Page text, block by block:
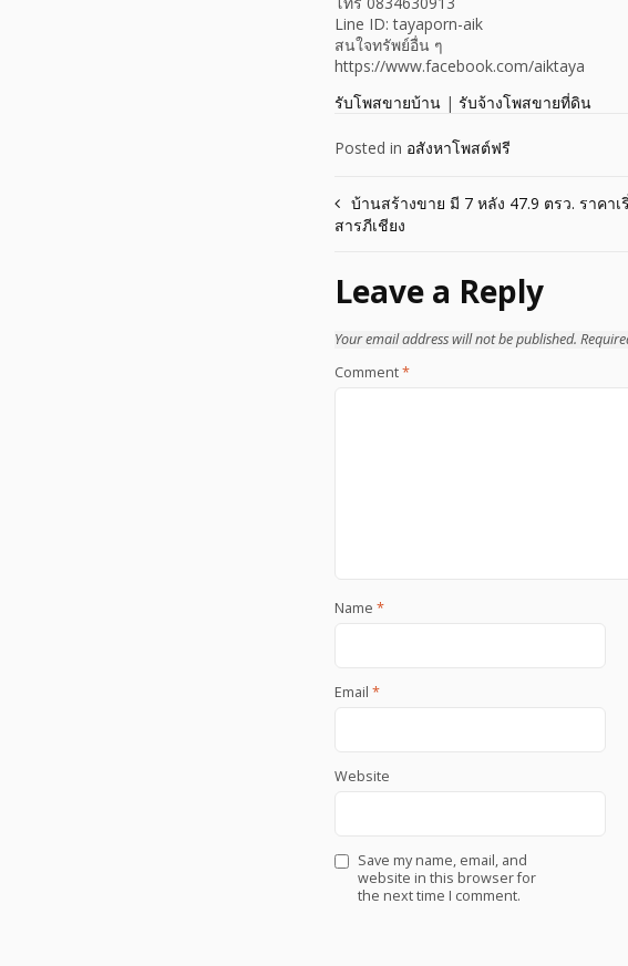
Line ID: tayaporn-aik
สนใจทรัพย์อื่น ๆ
https://www.facebook.com/aiktaya
รับโพสขายบ้าน | รับจ้างโพสขายที่ดิน
Posted in อสังหาโพสต์ฟรี
Post
บ้านสร้างขาย มี 7 หลัง 47.9 ตรว. ราคา
สารภีเชียง
Leave a Reply
Your email address will not be published.
Comment*
Name *
Email *
Website
Save my name, email, and
website in this browser for
the next time I comment.